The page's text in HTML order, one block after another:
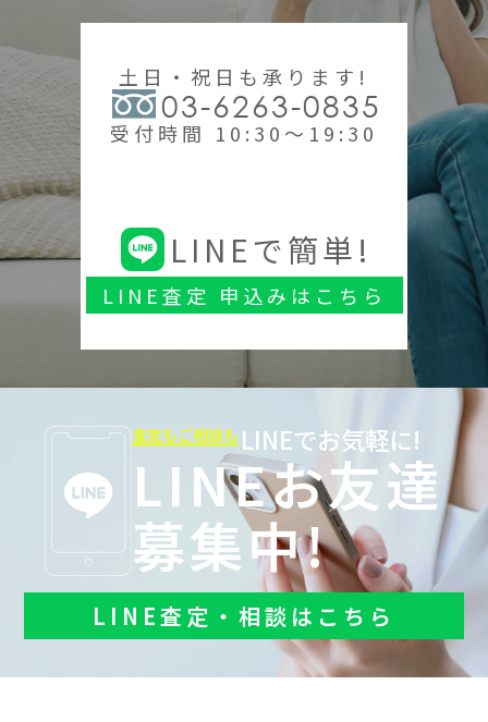
土日・祝日も承ります!
03-6263-0835
受付時間 10:30～19:30
LINEで簡単!
LINE査定 申込みはこちら
査定もご相談も LINEでお気軽に!
LINEお友達
募集中!
LINE査定・相談はこちら